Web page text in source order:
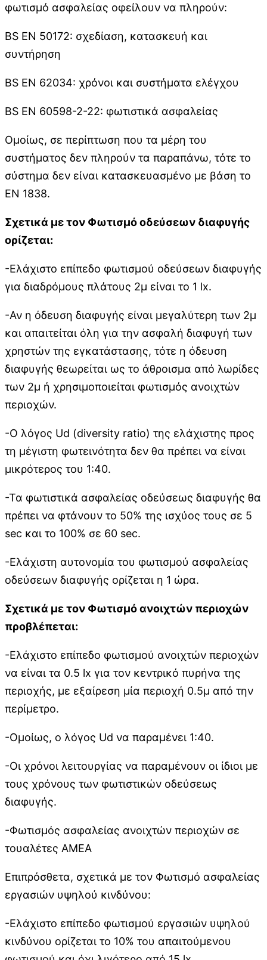
φωτισμό ασφαλείας οφείλουν να πληρούν:
BS EN 50172: σχεδίαση, κατασκευή και
συντήρηση
BS EN 62034: χρόνοι και συστήματα ελέγχου
BS EN 60598-2-22: φωτιστικά ασφαλείας
Ομοίως, σε περίπτωση που τα μέρη του
συστήματος δεν πληρούν τα παραπάνω, τότε το
σύστημα δεν είναι κατασκευασμένο με βάση το
ΕΝ 1838.
Σχετικά με τον Φωτισμό οδεύσεων διαφυγής
ορίζεται:
-Ελάχιστο επίπεδο φωτισμού οδεύσεων διαφυγής
για διαδρόμους πλάτους 2μ είναι το 1 lx.
-Αν η όδευση διαφυγής είναι μεγαλύτερη των 2μ
και απαιτείται όλη για την ασφαλή διαφυγή των
χρηστών της εγκατάστασης, τότε η όδευση
διαφυγής θεωρείται ως το άθροισμα από λωρίδες
των 2μ ή χρησιμοποιείται φωτισμός ανοιχτών
περιοχών.
-Ο λόγος Ud (diversity ratio) της ελάχιστης προς
τη μέγιστη φωτεινότητα δεν θα πρέπει να είναι
μικρότερος του 1:40.
-Τα φωτιστικά ασφαλείας οδεύσεως διαφυγής θα
πρέπει να φτάνουν το 50% της ισχύος τους σε 5
sec και το 100% σε 60 sec.
-Ελάχιστη αυτονομία του φωτισμού ασφαλείας
οδεύσεων διαφυγής ορίζεται η 1 ώρα.
Σχετικά με τον Φωτισμό ανοιχτών περιοχών
προβλέπεται:
-Ελάχιστο επίπεδο φωτισμού ανοιχτών περιοχών
να είναι τα 0.5 lx για τον κεντρικό πυρήνα της
περιοχής, με εξαίρεση μία περιοχή 0.5μ από την
περίμετρο.
-Ομοίως, ο λόγος Ud να παραμένει 1:40.
-Οι χρόνοι λειτουργίας να παραμένουν οι ίδιοι με
τους χρόνους των φωτιστικών οδεύσεως
διαφυγής.
-Φωτισμός ασφαλείας ανοιχτών περιοχών σε
τουαλέτες ΑΜΕΑ
Επιπρόσθετα, σχετικά με τον Φωτισμό ασφαλείας
εργασιών υψηλού κινδύνου:
-Ελάχιστο επίπεδο φωτισμού εργασιών υψηλού
κινδύνου ορίζεται το 10% του απαιτούμενου